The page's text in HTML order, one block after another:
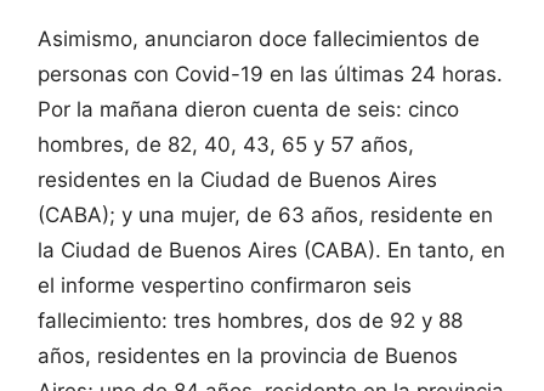
Asimismo, anunciaron doce fallecimientos de
personas con Covid-19 en las últimas 24 horas.
Por la mañana dieron cuenta de seis: cinco
hombres, de 82, 40, 43, 65 y 57 años,
residentes en la Ciudad de Buenos Aires
(CABA); y una mujer, de 63 años, residente en
la Ciudad de Buenos Aires (CABA). En tanto, en
el informe vespertino confirmaron seis
fallecimiento: tres hombres, dos de 92 y 88
años, residentes en la provincia de Buenos